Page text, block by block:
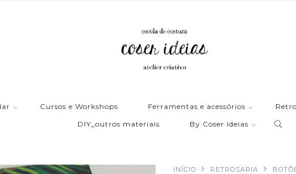
Cursos e Workshops Ferramentas e acessórios
DIY_outros materiais
By Coser Ideias
INÍCIO RETROSARIA